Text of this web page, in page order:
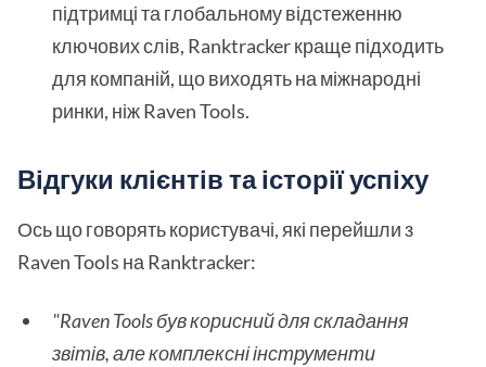
підтримці та глобальному відстеженню
ключових слів, Ranktracker краще підходить
для компаній, що виходять на міжнародні
ринки, ніж Raven Tools.
Відгуки клієнтів та історії успіху
Ось що говорять користувачі, які перейшли з
Raven Tools на Ranktracker:
"Raven Tools був корисний для складання
звітів, але комплексні інструменти